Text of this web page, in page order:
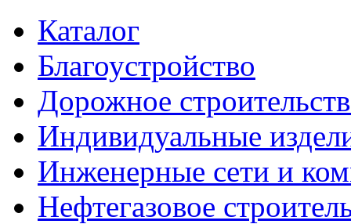
Каталог
Благоустройство
Дорожное
Индивидуальные
Инженерные сети и
Нефтегазовое